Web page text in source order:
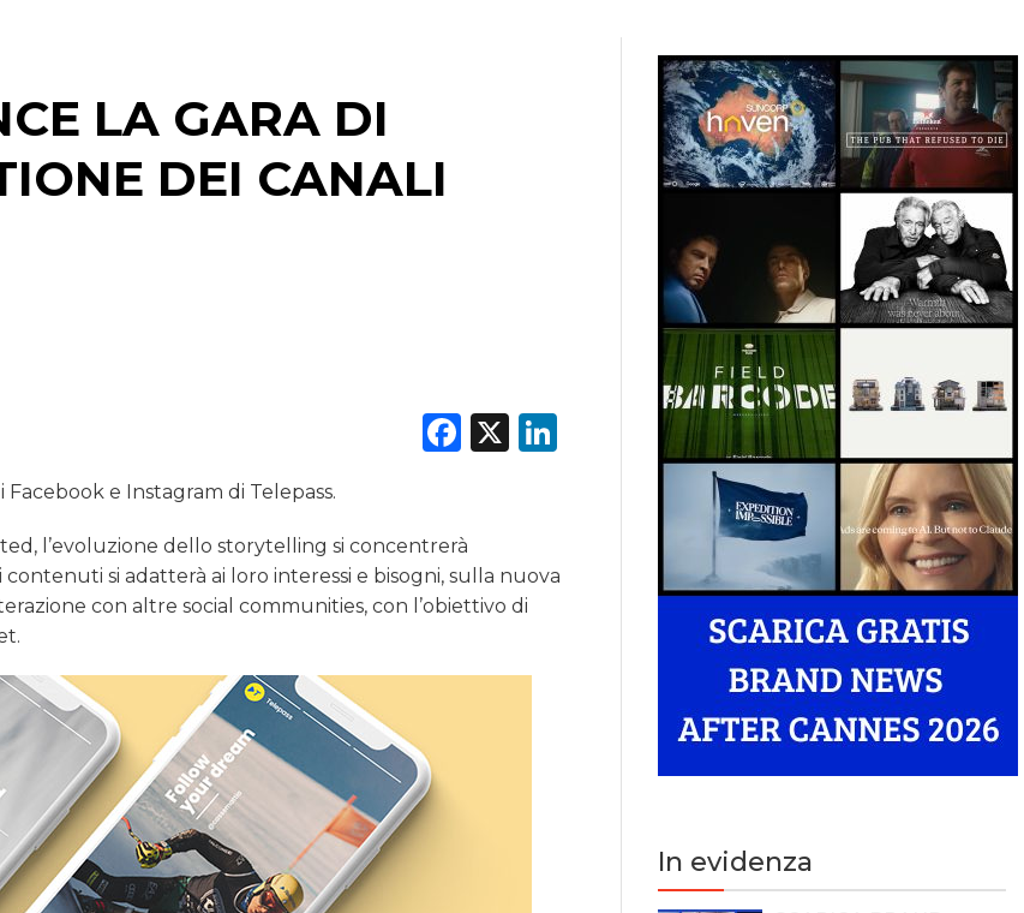
RADIO / AUDIO
TV
PREVISIONI/SCENARI
NORMATIVE
TREND
OPINIONI
LA GARA DI
DEI CANALI
Facebook
X LinkedIn
e Instagram di Telepass.
l’evoluzione dello storytelling si concentrerà
si adatterà ai loro interessi e bisogni, sulla nuova
con altre social communities, con l’obiettivo di
In evidenza